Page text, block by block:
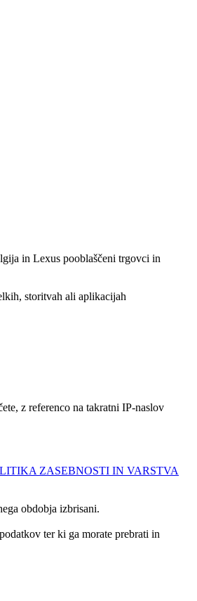
in Lexus pooblaščeni trgovci in
storitvah ali aplikacijah
z referenco na takratni IP-naslov
ZASEBNOSTI IN VARSTVA
obdobja izbrisani.
ter ki ga morate prebrati in